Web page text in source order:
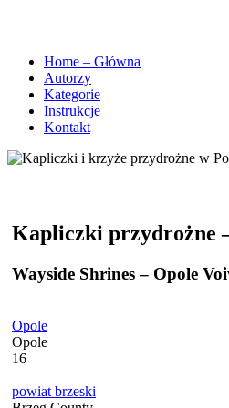
Home – Główna
Autorzy
Kategorie
Instrukcje
Kontakt
Kapliczki przydrożne
Wayside Shrines – Opole
Opole
Opole
16
powiat brzeski